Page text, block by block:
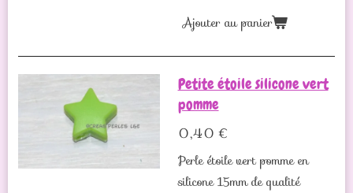
Ajouter au panier
Petite étoile silicone vert
pomme
0,40 €
Perle étoile vert pomme en
silicone 15mm de qualité